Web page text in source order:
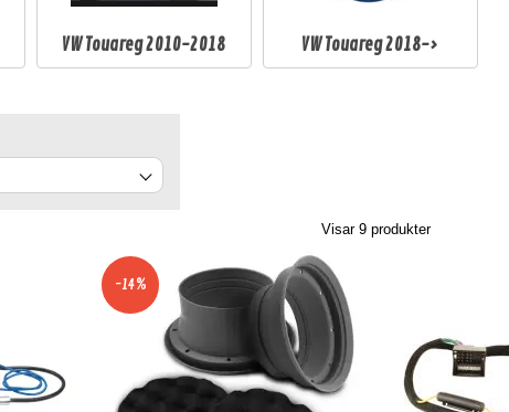
VW Touareg 2010-2018 VW Touareg 2018->
Visar 9 produkter
-14%